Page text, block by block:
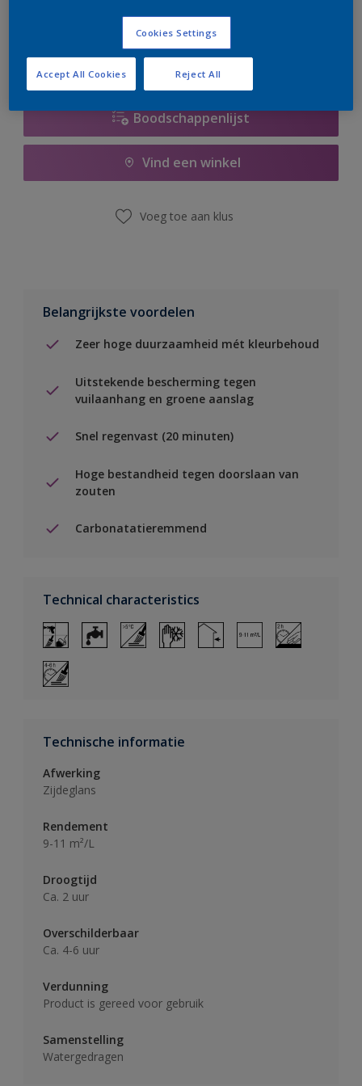
er hard aan om de voorraad aan te vullen.
Boodschappenlijst
Vind een winkel
Voeg toe aan klus
Belangrijkste voordelen
Zeer hoge duurzaamheid mét kleurbehoud
Uitstekende bescherming tegen
vuilaanhang en groene aanslag
Snel regenvast (20 minuten)
Hoge bestandheid tegen doorslaan van
zouten
Carbonatatieremmend
Technical characteristics
Technische informatie
Afwerking
Zijdeglans
Rendement
9-11 m²/L
Droogtijd
Ca. 2 uur
Overschilderbaar
Ca. 4-6 uur
Verdunning
Product is gereed voor gebruik
Samenstelling
Watergedragen
Cookies Settings
Reject All
Accept All Cookies